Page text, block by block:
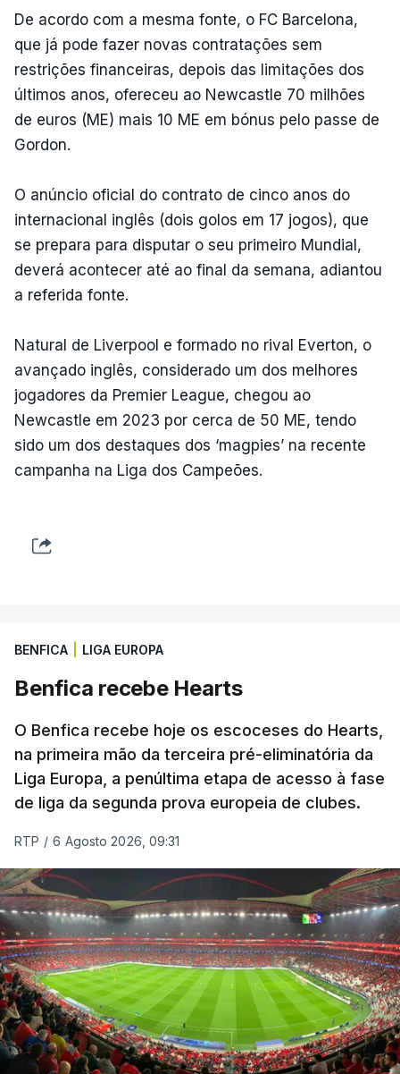
De acordo com a mesma fonte, o FC Barcelona,
que já pode fazer novas contratações sem
restrições financeiras, depois das limitações dos
últimos anos, ofereceu ao Newcastle 70 milhões
de euros (ME) mais 10 ME em bónus pelo passe de
Gordon.
O anúncio oficial do contrato de cinco anos do
internacional inglês (dois golos em 17 jogos), que
se prepara para disputar o seu primeiro Mundial,
deverá acontecer até ao final da semana, adiantou
a referida fonte.
Natural de Liverpool e formado no rival Everton, o
avançado inglês, considerado um dos melhores
jogadores da Premier League, chegou ao
Newcastle em 2023 por cerca de 50 ME, tendo
sido um dos destaques dos ‘magpies’ na recente
campanha na Liga dos Campeões.
BENFICA LIGA EUROPA
Benfica recebe Hearts
O Benfica recebe hoje os escoceses do Hearts,
na primeira mão da terceira pré-eliminatória da
Liga Europa, a penúltima etapa de acesso à fase
de liga da segunda prova europeia de clubes.
RTP / 6 Agosto 2026, 09:31